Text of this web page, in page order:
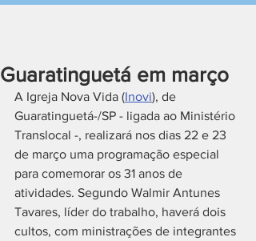
Guaratinguetá em março
A Igreja Nova Vida (Inovi), de
Guaratinguetá-/SP - ligada ao Ministério
Translocal -, realizará nos dias 22 e 23
de março uma programação especial
para comemorar os 31 anos de
atividades. Segundo Walmir Antunes
Tavares, líder do trabalho, haverá dois
cultos, com ministrações de integrantes